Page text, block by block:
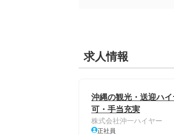
求人情報
沖縄の観光・送迎ハ
可・手当充実
株式会社沖一ハイヤー
正社員